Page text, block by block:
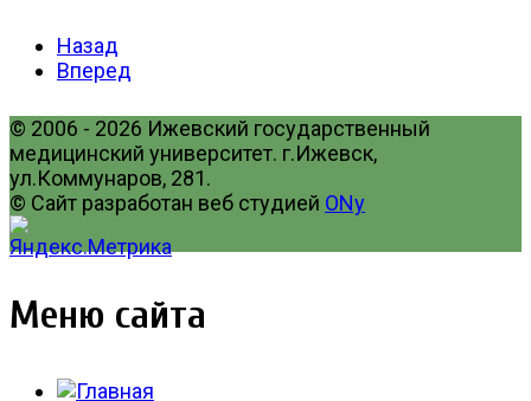
Назад
Вперед
© 2006 - 2026 Ижевский государственный
медицинский университет. г.Ижевск,
ул.Коммунаров, 281.
© Сайт разработан веб студией ONy
Меню сайта